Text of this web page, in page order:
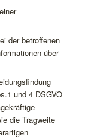
der betroffenen
über
und 4 DSGVO
die Tragweite